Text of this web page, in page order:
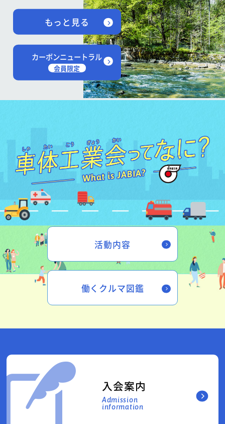
もっと見る
カーボンニュートラル
会員限定
活動内容
働くクルマ図鑑
入会案内
Admission
information